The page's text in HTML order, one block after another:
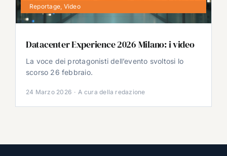
Reportage Video
Datacenter Experience 2026 Milano: i video
La voce dei protagonisti dell’evento svoltosi lo
scorso 26 febbraio.
24 Marzo 2026 · A cura della redazione